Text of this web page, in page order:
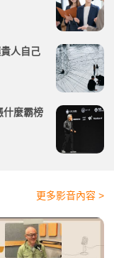
人自己
什麼霸榜
更多影音內容 >